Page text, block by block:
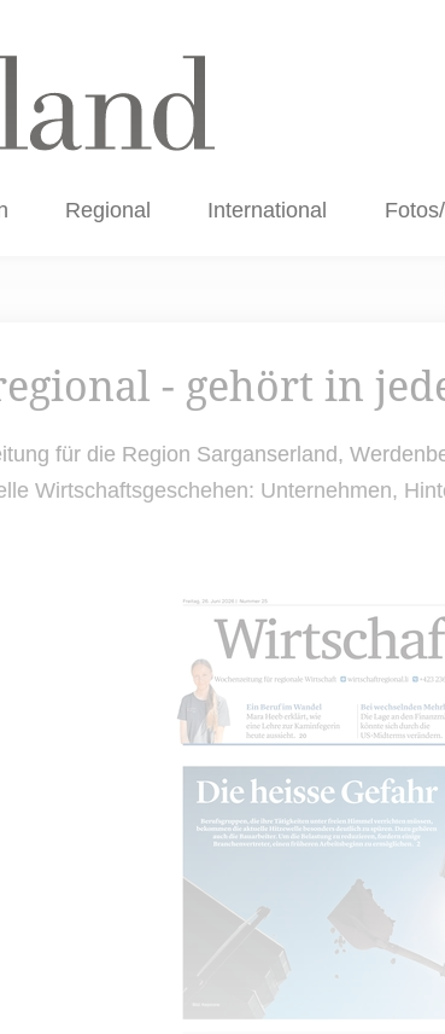
Regional International
- gehört in
für die Region Sarganserland,
Wirtschaftsgeschehen: Unternehmen,